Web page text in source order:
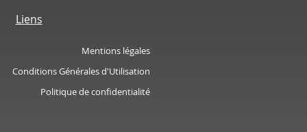
Liens
Mentions légales
Conditions Générales d'Utilisation
Politique de confidentialité